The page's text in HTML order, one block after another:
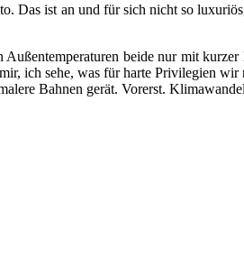
Das ist an und für sich nicht so
beide nur mit
ich sehe, was für harte Privilegien
Bahnen gerät. Vorerst.